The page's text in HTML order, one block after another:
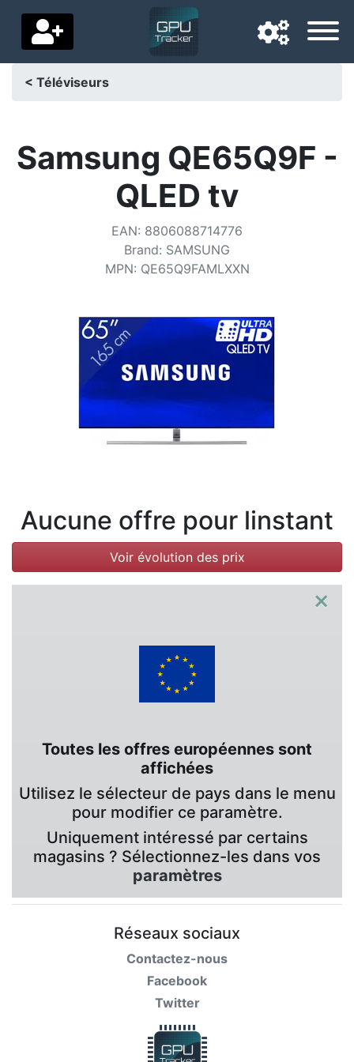
Pays de livraison
Contactez-nous
Catégories
< Téléviseurs
Samsung QE65Q9F -
QLED tv
EAN: 8806088714776
Brand: SAMSUNG
MPN: QE65Q9FAMLXXN
Aucune offre pour linstant
Voir évolution des prix
×
Toutes les offres européennes sont
affichées
Utilisez le sélecteur de pays dans le menu
pour modifier ce paramètre.
Uniquement intéressé par certains
magasins ? Sélectionnez-les dans vos
paramètres
Réseaux sociaux
Contactez-nous
Facebook
Twitter